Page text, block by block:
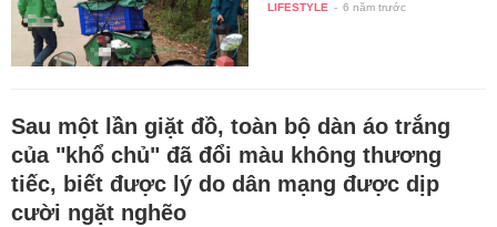
LIFESTYLE - 6 năm trước
Sau một lần giặt đồ, toàn bộ dàn áo trắng
của "khổ chủ" đã đổi màu không thương
tiếc, biết được lý do dân mạng được dịp
cười ngặt nghẽo